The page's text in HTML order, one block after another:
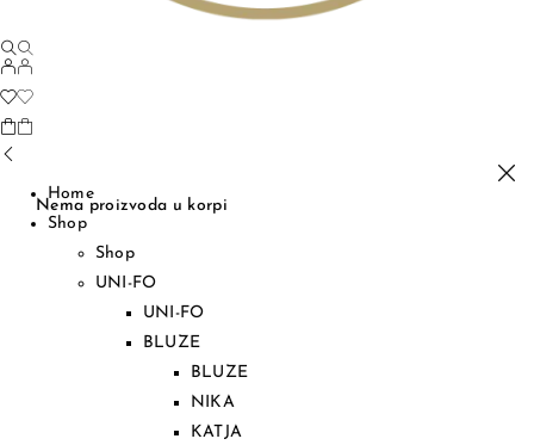
Nema proizvoda u korpi
Home
Shop
Shop
UNI-FO
UNI-FO
BLUZE
BLUZE
NIKA
KATJA